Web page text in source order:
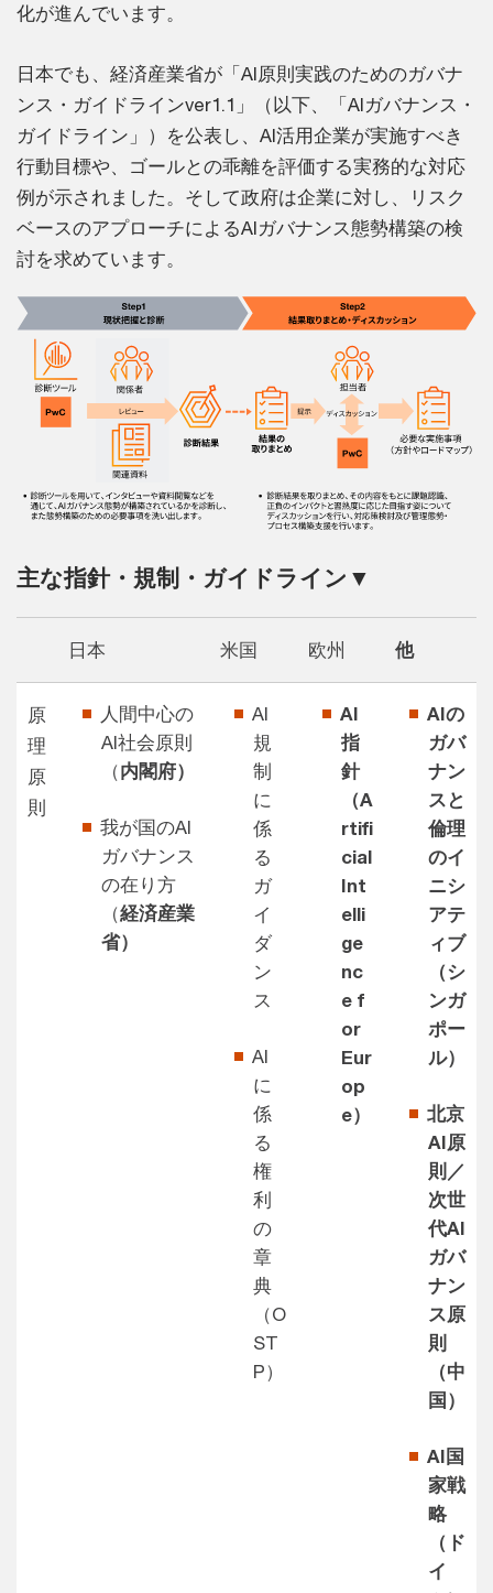
化が進んでいます。
日本でも、経済産業省が「AI原則実践のためのガバナ
ンス・ガイドラインver1.1」（以下、「AIガバナンス・
ガイドライン」）を公表し、AI活用企業が実施すべき
行動目標や、ゴールとの乖離を評価する実務的な対応
例が示されました。そして政府は企業に対し、リスク
ベースのアプローチによるAIガバナンス態勢構築の検
討を求めています。
主な指針・規制・ガイドライン▼
日本 米国 欧州 他
原
理
原
則
人間中心の
AI社会原則
（内閣府）
我が国のAI
ガバナンス
の在り方
（経済産業
省）
AI
規
制
に
係
る
ガ
イ
ダ
ン
ス
AI
に
係
る
権
利
の
章
典
（O
ST
P）
AI
指
針
（A
rtifi
cial
Int
elli
ge
nc
e f
or
Eur
op
e）
AIの
ガバ
ナン
スと
倫理
のイ
ニシ
アテ
ィブ
（シ
ンガ
ポー
ル）
北京
AI原
則／
次世
代AI
ガバ
ナン
ス原
則
（中
国）
AI国
家戦
略
（ド
イ